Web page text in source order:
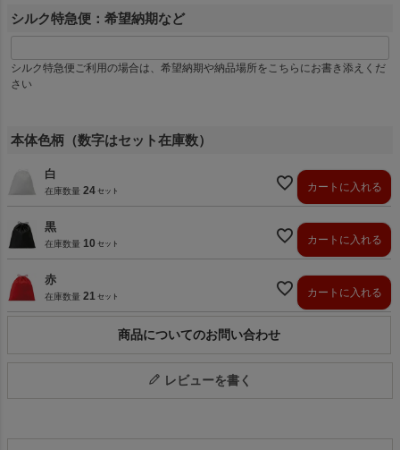
シルク特急便：希望納期など
シルク特急便ご利用の場合は、希望納期や納品場所をこちらにお書き添えくだ
さい
本体色柄（数字はセット在庫数）
白
在庫数量 24 カートに入れる
黒
在庫数量 10 カートに入れる
赤
在庫数量 21 カートに入れる
商品についてのお問い合わせ
レビューを書く